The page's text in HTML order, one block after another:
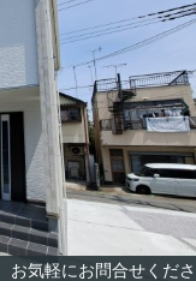
お気軽にお問合せくださ